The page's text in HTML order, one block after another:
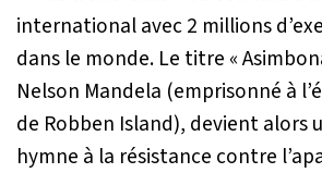
international avec 2 millions
dans le monde. Le titre «
Nelson Mandela (emprisonné à
de Robben Island), devient alors
hymne à la résistance contre